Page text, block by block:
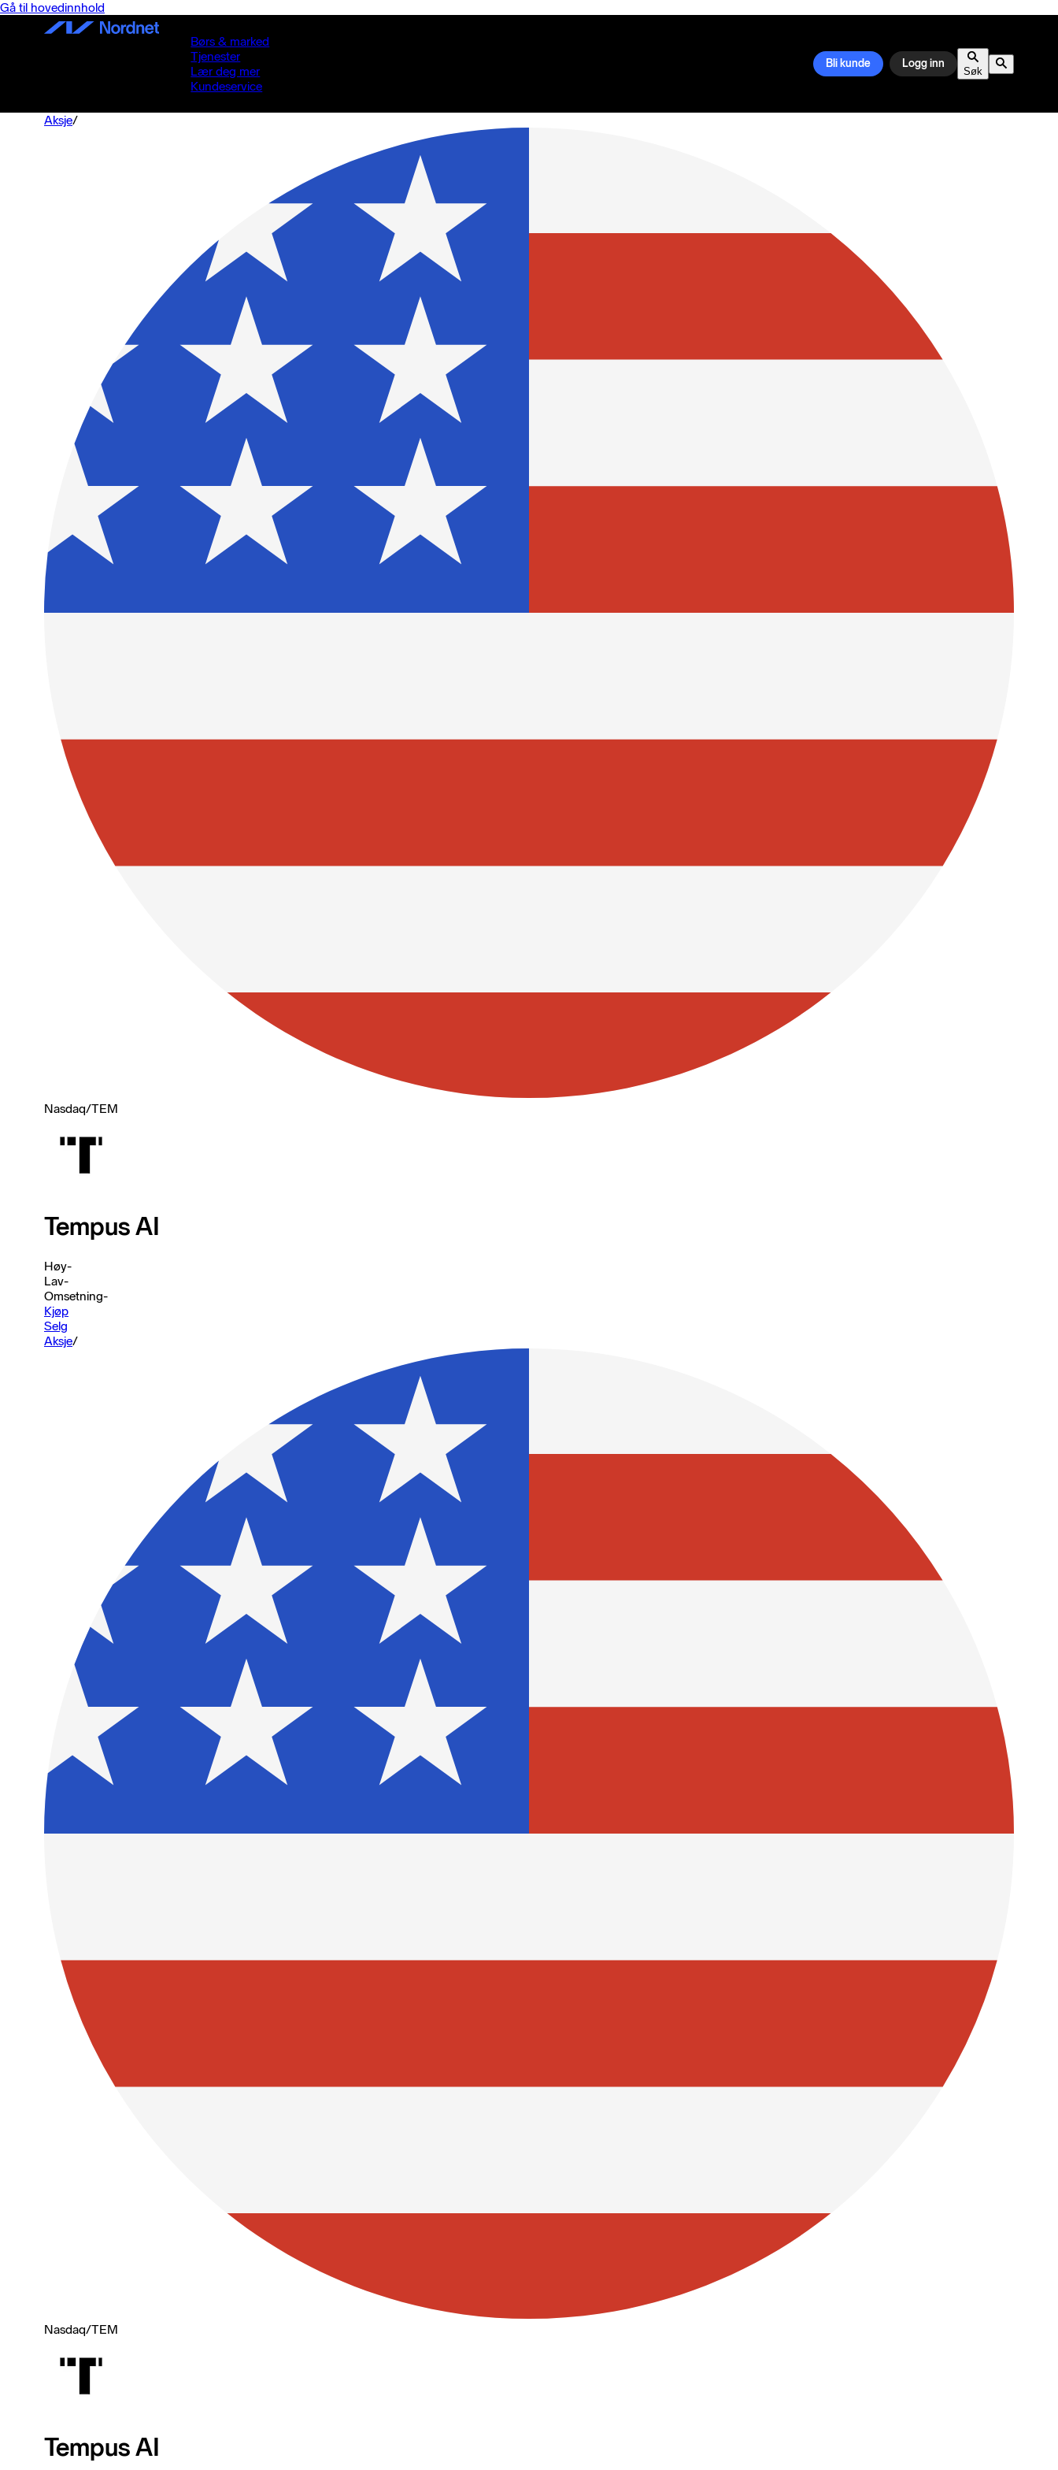
Gå til hovedinnhold
Børs & marked
Tjenester
Lær deg mer
Kundeservice
Bli kunde Logg inn
Søk
Aksje/
Nasdaq/TEM
Tempus AI
Høy-
Lav-
Omsetning-
Kjøp
Selg
Aksje/
Nasdaq/TEM
Tempus AI